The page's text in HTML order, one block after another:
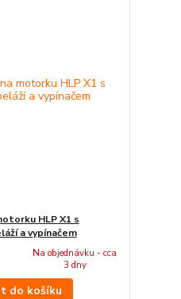
HLP X1 s
a vypínačem
Na objednávku - cca
3 dny
do košíku